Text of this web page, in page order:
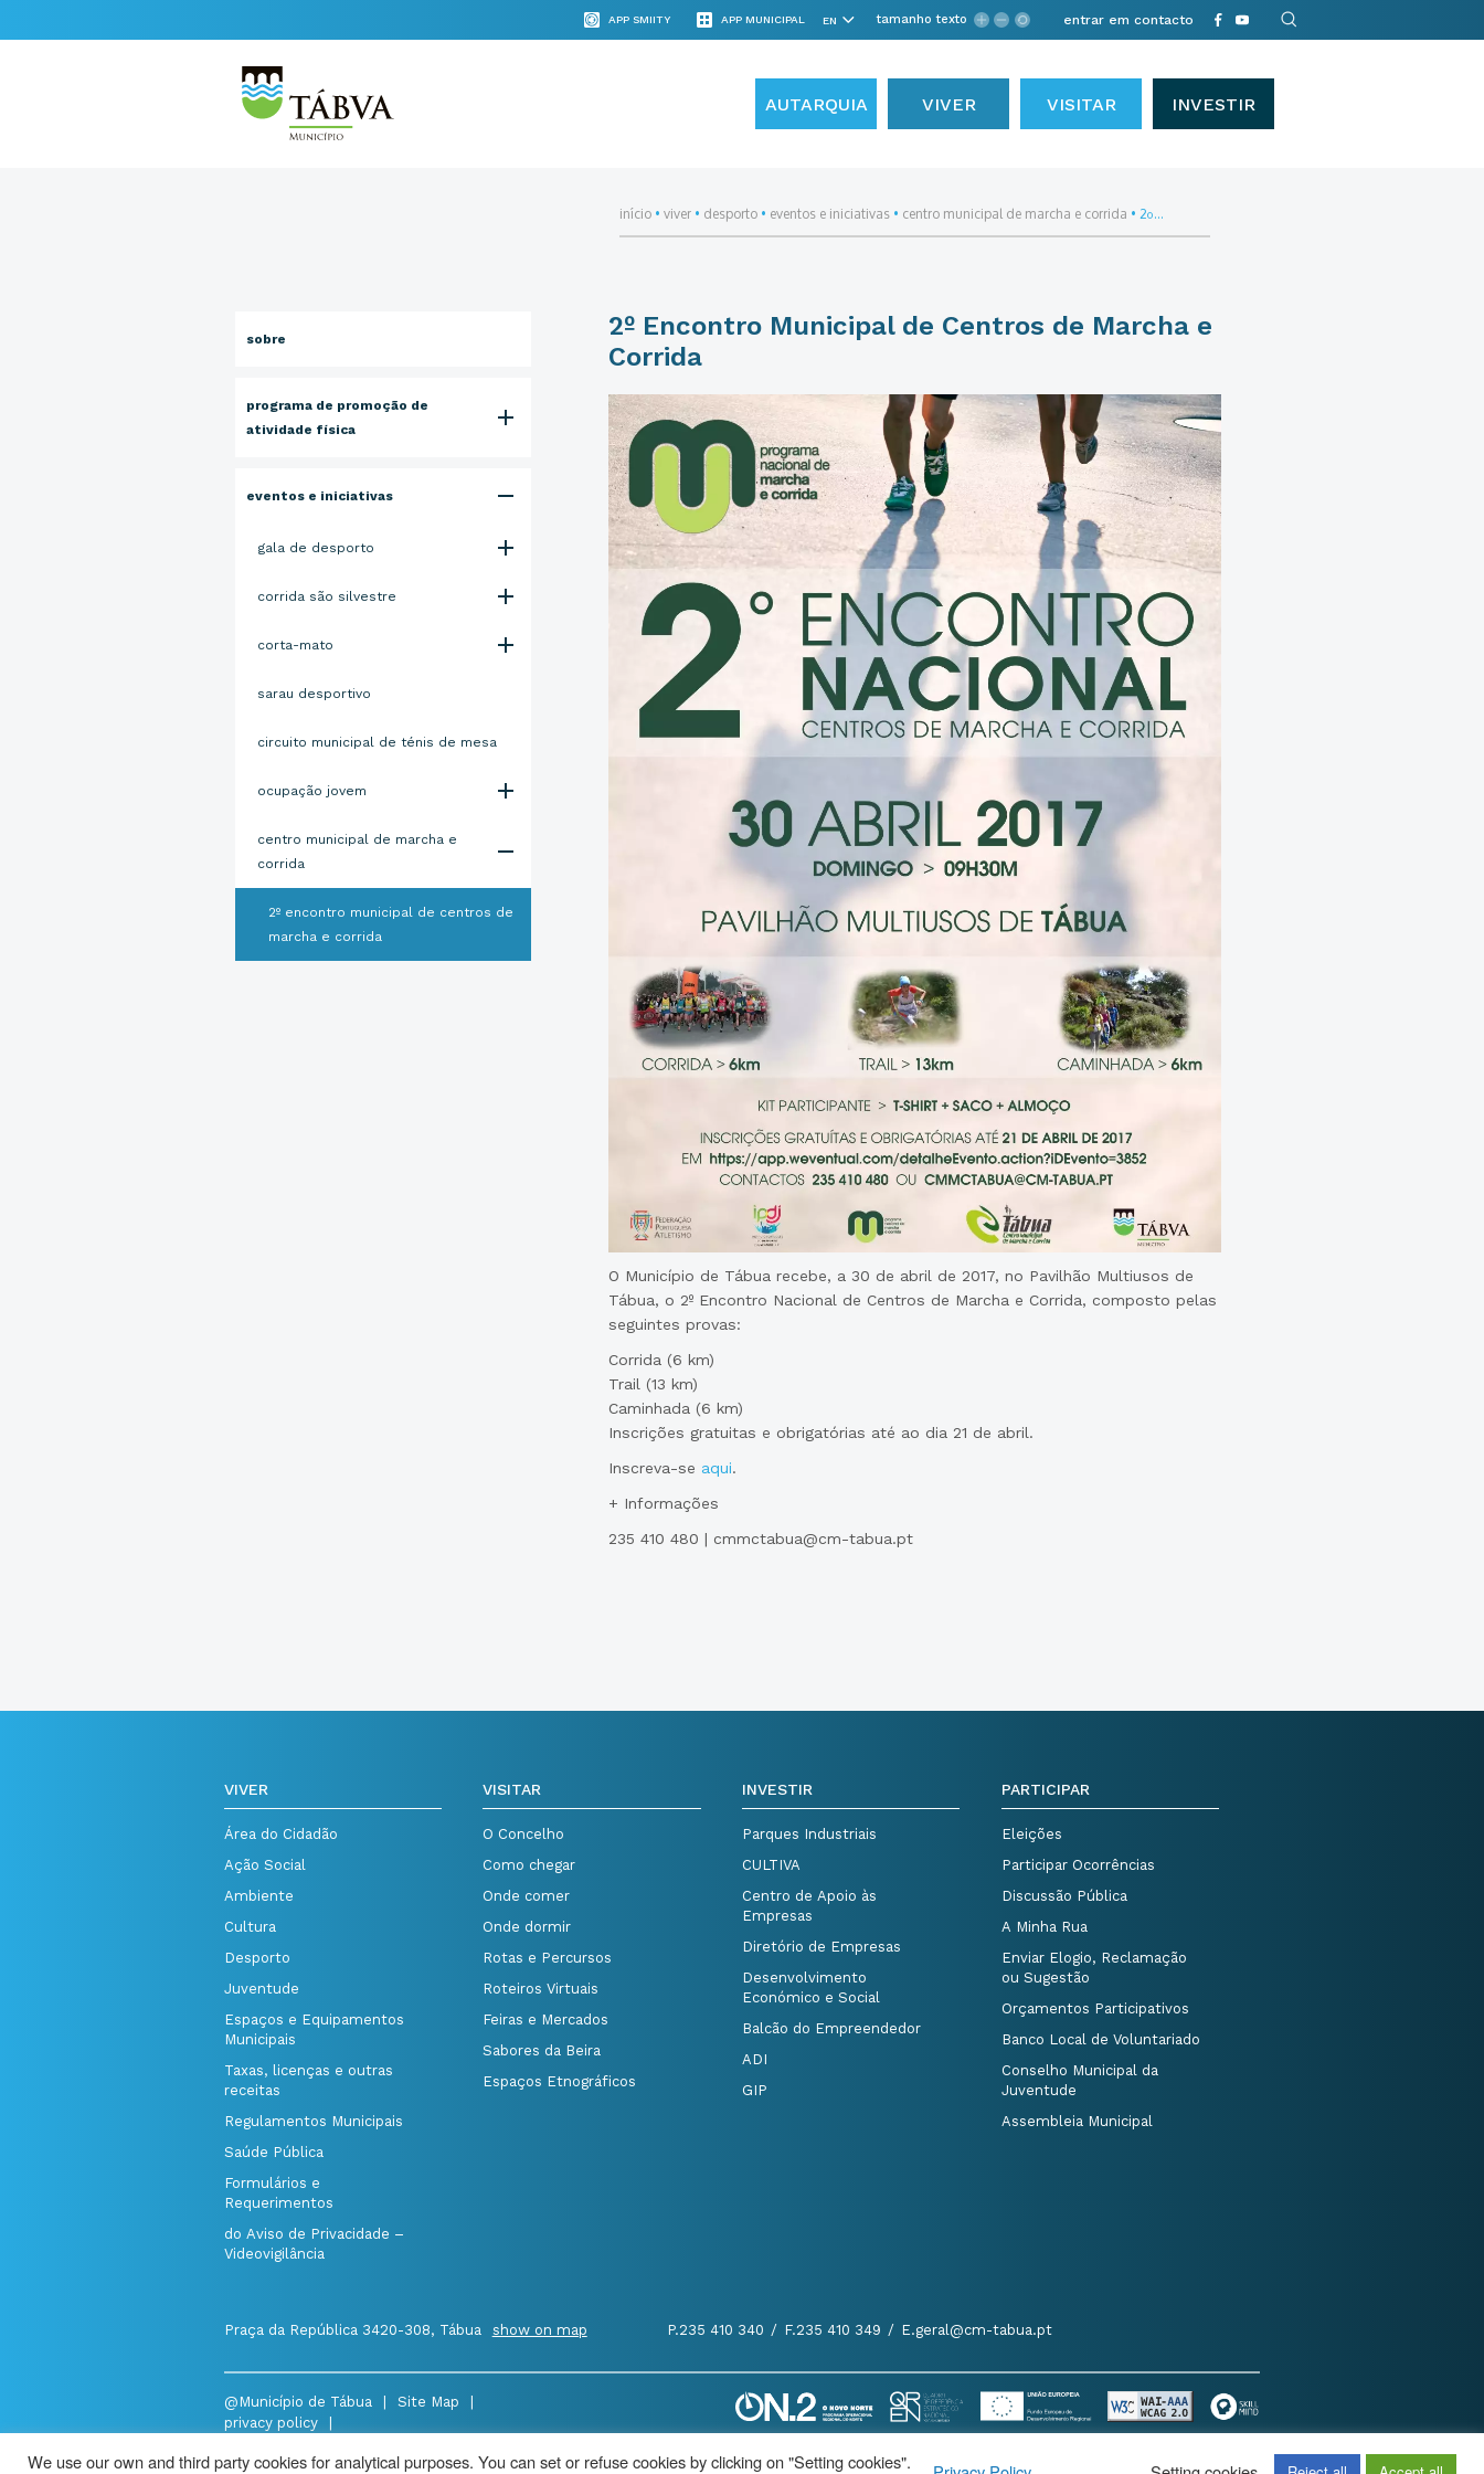
APP SMIITY APP MUNICIPAL tamanho texto entrar em contacto
AUTARQUIA VIVER VISITAR INVESTIR
sobre
programa de promoção de
atividade física
eventos e iniciativas
gala de desporto
corrida são silvestre
corta-mato
sarau desportivo
circuito municipal de ténis de mesa
ocupação jovem
centro municipal de marcha e
corrida
2º encontro municipal de centros de
marcha e corrida
início•viver• desporto• eventos e iniciativas• centro municipal de marcha e corrida •2º...
2º Encontro Municipal de Centros de Marcha e
Corrida
O Município de Tábua recebe, a 30 de abril de 2017, no Pavilhão Multiusos de
Tábua, o 2º Encontro Nacional de Centros de Marcha e Corrida, composto pelas
seguintes provas:
Corrida (6 km)
Trail (13 km)
Caminhada (6 km)
Inscrições gratuitas e obrigatórias até ao dia 21 de abril.
Inscreva-se aqui.
+ Informações
235 410 480 | cmmctabua@cm-tabua.pt
VIVER
Área do Cidadão
Ação Social
Ambiente
Cultura
Desporto
Juventude
Espaços e Equipamentos
Municipais
Taxas, licenças e outras
receitas
Regulamentos Municipais
Saúde Pública
Formulários e
Requerimentos
do Aviso de Privacidade –
Videovigilância
VISITAR
O Concelho
Como chegar
Onde comer
Onde dormir
Rotas e Percursos
Roteiros Virtuais
Feiras e Mercados
Sabores da Beira
Espaços Etnográficos
INVESTIR
Parques Industriais
CULTIVA
Centro de Apoio às
Empresas
Diretório de Empresas
Desenvolvimento
Económico e Social
Balcão do Empreendedor
ADI
GIP
PARTICIPAR
Eleições
Participar Ocorrências
Discussão Pública
A Minha Rua
Enviar Elogio, Reclamação
ou Sugestão
Orçamentos Participativos
Banco Local de Voluntariado
Conselho Municipal da
Juventude
Assembleia Municipal
Praça da República 3420-308, Tábua show on map P.235 410 340 / F.235 410 349 / E.geral@cm-tabua.pt
@Município de Tábua Site Map
privacy policy
We use our own and third party cookies for analytical purposes. You can set or refuse cookies by clicking on "Setting cookies".